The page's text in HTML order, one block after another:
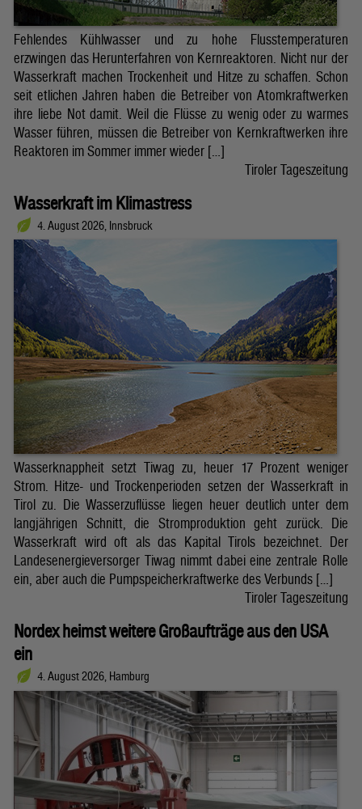
Fehlendes Kühlwasser und zu hohe Flusstemperaturen
erzwingen das Herunterfahren von Kernreaktoren. Nicht nur der
Wasserkraft machen Trockenheit und Hitze zu schaffen. Schon
seit etlichen Jahren haben die Betreiber von Atomkraftwerken
ihre liebe Not damit. Weil die Flüsse zu wenig oder zu warmes
Wasser führen, müssen die Betreiber von Kernkraftwerken ihre
Reaktoren im Sommer immer wieder […]
Tiroler Tageszeitung
Wasserkraft im Klimastress
4. August 2026, Innsbruck
Wasserknappheit setzt Tiwag zu, heuer 17 Prozent weniger
Strom. Hitze- und Trockenperioden setzen der Wasserkraft in
Tirol zu. Die Wasserzuflüsse liegen heuer deutlich unter dem
langjährigen Schnitt, die Stromproduktion geht zurück. Die
Wasserkraft wird oft als das Kapital Tirols bezeichnet. Der
Landesenergieversorger Tiwag nimmt dabei eine zentrale Rolle
ein, aber auch die Pumpspeicherkraftwerke des Verbunds […]
Tiroler Tageszeitung
Nordex heimst weitere Großaufträge aus den USA
ein
4. August 2026, Hamburg